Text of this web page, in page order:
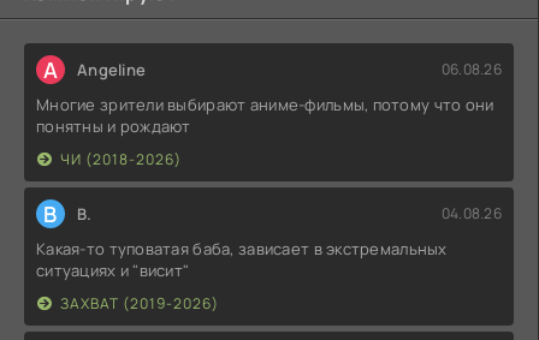
A Angeline 06.08.26
Многие зрители выбирают аниме-фильмы, потому что они
понятны и рождают
ЧИ (2018-2026)
В В. 04.08.26
Какая-то туповатая баба, зависает в экстремальных
ситуациях и "висит"
ЗАХВАТ (2019-2026)